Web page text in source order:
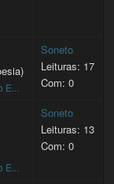
E...
Soneto
Leituras: 17
Com: 0
E...
Soneto
Leituras: 13
Com: 0